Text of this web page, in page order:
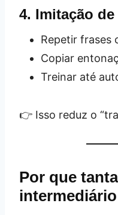
4. Imitação
Repetir frases
Copiar
Treinar até
👉 Isso reduz o
Por que
intermediário